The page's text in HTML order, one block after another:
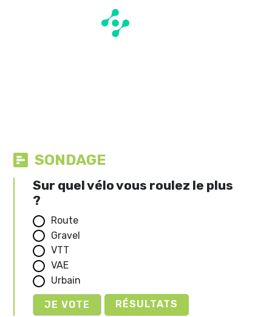
SONDAGE
Sur quel vélo vous roulez le plus
?
Route
Gravel
VTT
VAE
Urbain
RÉSULTATS